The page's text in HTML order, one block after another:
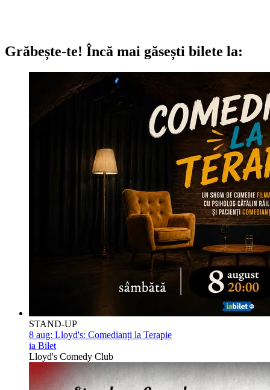
Grăbește-te! Încă mai găsești bilete la:
STAND-UP
8 aug: Lloyd's: Comedianți la Terapie
ia Bilet
Lloyd's Comedy Club